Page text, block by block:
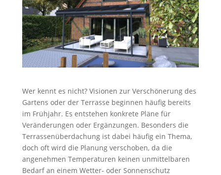
Wer kennt es nicht? Visionen zur Verschönerung des
Gartens oder der Terrasse beginnen häufig bereits
im Frühjahr. Es entstehen konkrete Pläne für
Veränderungen oder Ergänzungen. Besonders die
Terrassenüberdachung ist dabei häufig ein Thema,
doch oft wird die Planung verschoben, da die
angenehmen Temperaturen keinen unmittelbaren
Bedarf an einem Wetter- oder Sonnenschutz